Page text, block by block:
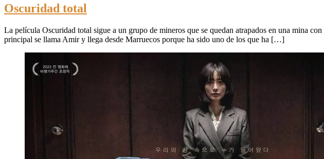
Oscuridad total
La película Oscuridad total sigue a un grupo de mineros que se quedan atrapados en una mina
principal se llama Amir y llega desde Marruecos porque ha sido uno de los que ha […]